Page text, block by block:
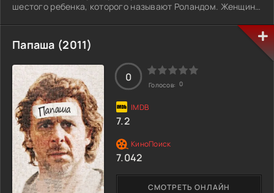
шестого ребенка, которого называют Роландом. Женщина
браке. Годы идут и маленькие ребятишки стремительно
растут, однако у младшего сына неожиданно выявляется
страшное заболевание. Дело в том, что мальчик имеет
большое косолапие и не может не только ходить, но даже
просто стоять на одном месте. Врачи в один голос
твердят, что малыш так и не научится бегать и навсегда
останется инвалидом. Эстер, узнав о такой страшной
новости, вовсе не отчаивается, а всеми силами пытается
бороться за здоровье родного человека. Она превращает
его жизнь в невероятное приключение, полное сюрпризов
и радости. Он больше не больной мальчишка с
ограниченными возможностями, а самый счастливый
ребенок на свете. Материнская любовь способна на
чудеса и настоящие подвиги.
Папаша (2011)
СМОТРЕТЬ ОНЛАЙН
0
Голосов: 0
7.2
7.042